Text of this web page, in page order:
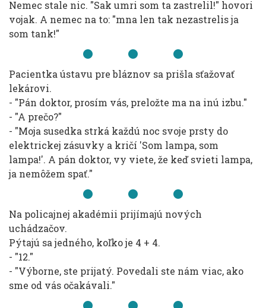
Nemec stale nic. "Sak umri som ta zastrelil!" hovori
vojak. A nemec na to: "mna len tak nezastrelis ja
som tank!"
Pacientka ústavu pre bláznov sa prišla sťažovať
lekárovi.
- "Pán doktor, prosím vás, preložte ma na inú izbu."
- "A prečo?"
- "Moja susedka strká každú noc svoje prsty do
elektrickej zásuvky a kričí 'Som lampa, som
lampa!'. A pán doktor, vy viete, že keď svieti lampa,
ja nemôžem spať."
Na policajnej akadémii prijímajú nových
uchádzačov.
Pýtajú sa jedného, koľko je 4 + 4.
- "12."
- "Výborne, ste prijatý. Povedali ste nám viac, ako
sme od vás očakávali."